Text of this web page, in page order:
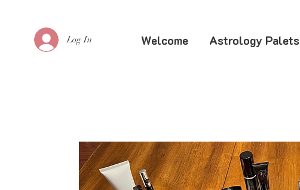
Welcome Astrology Palets
Log In